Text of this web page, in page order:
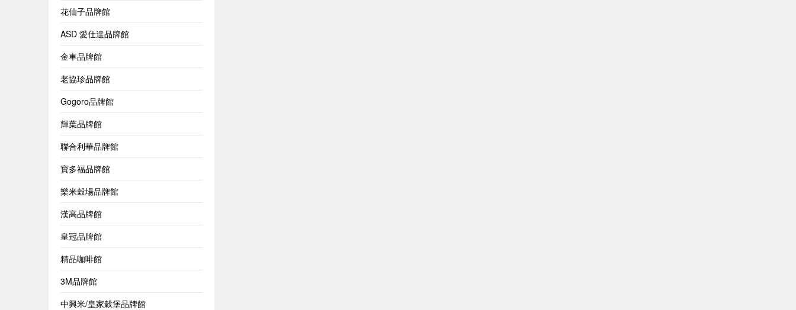
花仙子品牌館
ASD 愛仕達品牌館
金車品牌館
老協珍品牌館
Gogoro品牌館
輝葉品牌館
聯合利華品牌館
寶多福品牌館
樂米穀場品牌館
漢高品牌館
皇冠品牌館
精品咖啡館
3M品牌館
中興米/皇家穀堡品牌館